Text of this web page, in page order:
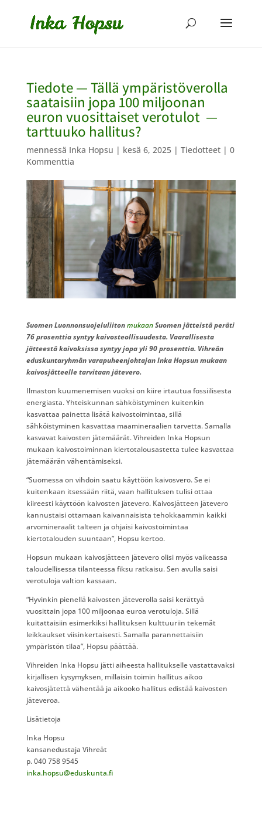
Tiedote — Tällä ympäristöverolla
saataisiin jopa 100 miljoonan
euron vuosittaiset verotulot —
tarttuuko hallitus?
mennessä Inka Hopsu | kesä 6, 2025| Tiedotteet| 0
Kommenttia
Suomen LuonnonsuojeluliitonmukaanSuomen jätteistä peräti
76 prosenttia syntyy kaivosteollisuudesta. Vaarallisesta
jätteestä kaivoksissa syntyy jopa yli 90 prosenttia. Vihreän
eduskuntaryhmän varapuheenjohtajan Inka Hopsun mukaan
kaivosjätteelle tarvitaan jätevero.
Ilmaston kuumenemisen vuoksi on kiire irtautua fossiilisesta
energiasta. Yhteiskunnan sähköistyminen kuitenkin
kasvattaa painetta lisätä kaivostoimintaa, sillä
sähköistyminen kasvattaa maamineraalien tarvetta. Samalla
kasvavat kaivosten jätemäärät. Vihreiden Inka Hopsun
mukaan kaivostoiminnan kiertotalousastetta tulee kasvattaa
jätemäärän vähentämiseksi.
“Suomessa on vihdoin saatu käyttöön kaivosvero. Se ei
kuitenkaan itsessään riitä, vaan hallituksen tulisi ottaa
kiireesti käyttöön kaivosten jätevero. Kaivosjätteen jätevero
kannustaisi ottamaan kaivannaisista tehokkaammin kaikki
arvomineraalit talteen ja ohjaisi kaivostoimintaa
kiertotalouden suuntaan”, Hopsu kertoo.
Hopsun mukaan kaivosjätteen jätevero olisi myös vaikeassa
taloudellisessa tilanteessa fiksu ratkaisu. Sen avulla saisi
verotuloja valtion kassaan.
“Hyvinkin pienellä kaivosten jäteverolla saisi kerättyä
vuosittain jopa 100 miljoonaa euroa verotuloja. Sillä
kuitattaisiin esimerkiksi hallituksen kulttuuriin tekemät
leikkaukset viisinkertaisesti. Samalla parannettaisiin
ympäristön tilaa”, Hopsu päättää.
Vihreiden Inka Hopsu jätti aiheesta hallitukselle vastattavaksi
kirjallisen kysymyksen, millaisin toimin hallitus aikoo
kaivosjätettä vähentää ja aikooko hallitus edistää kaivosten
jäteveroa.
Lisätietoja
Inka Hopsu
kansanedustaja Vihreät
p. 040 758 9545
inka.hopsu@eduskunta.fi